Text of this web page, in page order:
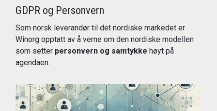
GDPR og Personvern
Som norsk leverandør til det nordiske markedet er
Winorg opptatt av å verne om den nordiske modellen
som setter personvern og samtykke høyt på
agendaen.